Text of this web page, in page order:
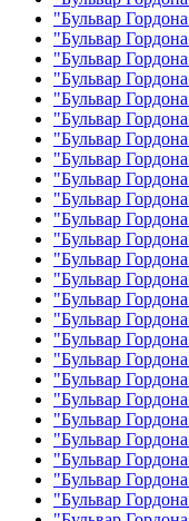
"Бульвар
"Бульвар
"Бульвар
"Бульвар
"Бульвар
"Бульвар
"Бульвар
"Бульвар
"Бульвар
"Бульвар
"Бульвар
"Бульвар
"Бульвар
"Бульвар
"Бульвар
"Бульвар
"Бульвар
"Бульвар
"Бульвар
"Бульвар
"Бульвар
"Бульвар
"Бульвар
"Бульвар
"Бульвар